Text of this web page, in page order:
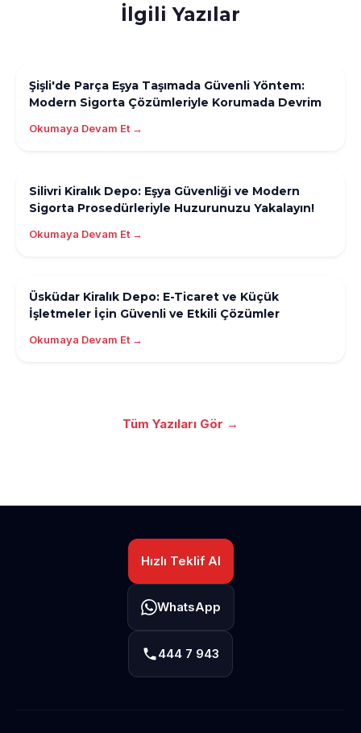
İlgili Yazılar
Şişli'de Parça Eşya Taşımada Güvenli Yöntem:
Modern Sigorta Çözümleriyle Korumada Devrim
Okumaya Devam Et →
Silivri Kiralık Depo: Eşya Güvenliği ve Modern
Sigorta Prosedürleriyle Huzurunuzu Yakalayın!
Okumaya Devam Et →
Üsküdar Kiralık Depo: E-Ticaret ve Küçük
İşletmeler İçin Güvenli ve Etkili Çözümler
Okumaya Devam Et →
Tüm Yazıları Gör →
Hızlı Teklif Al
WhatsApp
444 7 943